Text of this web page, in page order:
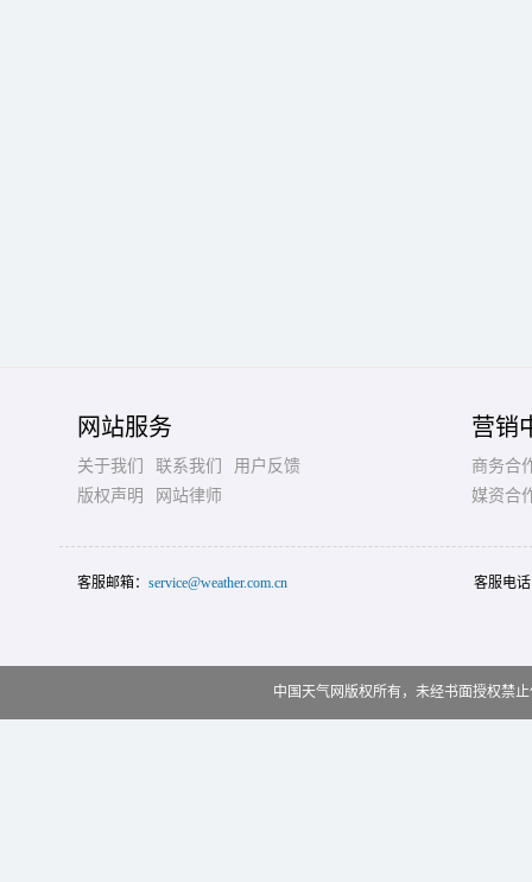
网站服务
关于我们 联系我们
用户反馈
版权声明
网站律师
营销
商务合
媒资合
客服邮箱： service@weather.com.cn 客服电
中国天气网版权所有，未经书面授权